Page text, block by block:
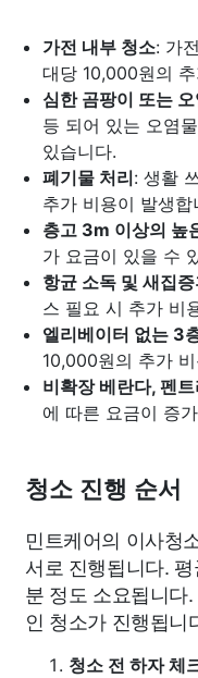
가전 내부 청소: 가
대당 10,000원의
심한 곰팡이 또는
등 되어 있는 오염
있습니다.
폐기물 처리: 생활
추가 비용이 발생합
층고 3m 이상의 높
가 요금이 있을 수
항균 소독 및 새집
스 필요 시 추가 비
엘리베이터 없는 3
10,000원의 추가
비확장 베란다, 펜
에 따른 요금이 증
청소 진행 순서
민트케어의 이사청
서로 진행됩니다.
분 정도 소요됩니다
인 청소가 진행됩니
청소 전 하자 체